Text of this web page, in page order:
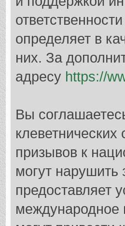
определяет в
них. За
адресу https://
Вы
призывов к
могут
предоставляет
международное